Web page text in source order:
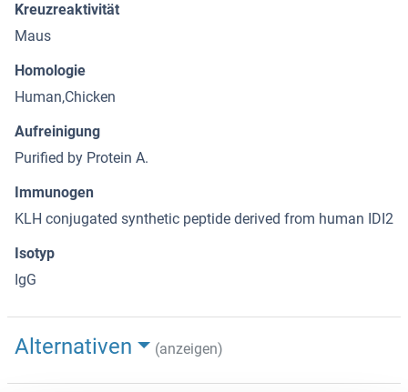
Kreuzreaktivität
Maus
Homologie
Human,Chicken
Aufreinigung
Purified by Protein A.
Immunogen
KLH conjugated synthetic peptide derived from human IDI2
Isotyp
IgG
Alternativen (anzeigen)